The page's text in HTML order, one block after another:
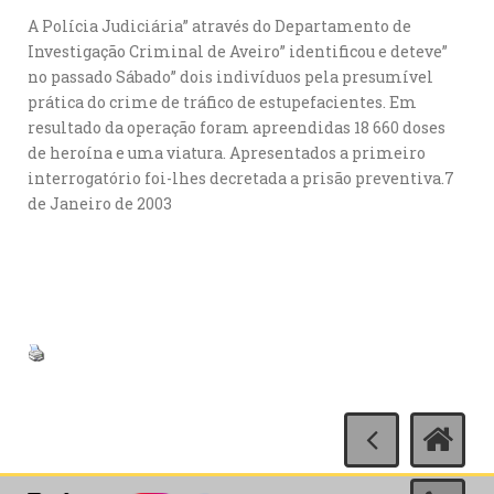
A Polícia Judiciária” através do Departamento de
Investigação Criminal de Aveiro” identificou e deteve”
no passado Sábado” dois indivíduos pela presumível
prática do crime de tráfico de estupefacientes. Em
resultado da operação foram apreendidas 18 660 doses
de heroína e uma viatura. Apresentados a primeiro
interrogatório foi-lhes decretada a prisão preventiva.7
de Janeiro de 2003